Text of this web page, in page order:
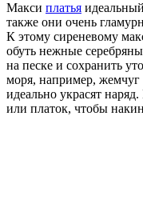
Макси платья
также они очень
К этому сиреневому
обуть нежные
на песке и сохранить
моря, например,
идеально украсят
или платок, чтобы